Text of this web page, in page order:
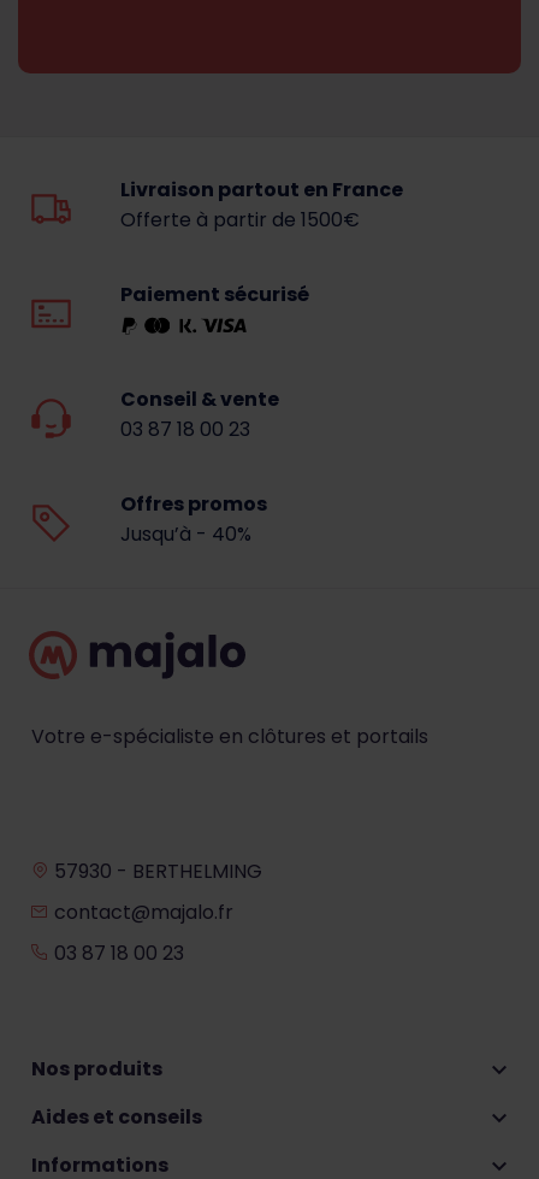
Livraison partout en France
Offerte à partir de 1500€
Paiement sécurisé
Conseil & vente
03 87 18 00 23
Offres promos
Jusqu’à - 40%
Votre e-spécialiste en clôtures et portails
57930 - BERTHELMING
contact@majalo.fr
03 87 18 00 23
Nos produits 
Aides et conseils 
Informations 